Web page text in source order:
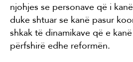
njohjes se personave që i
duke shtuar se kanë pasur
shkak të dinamikave që e
përfshirë edhe reformën.